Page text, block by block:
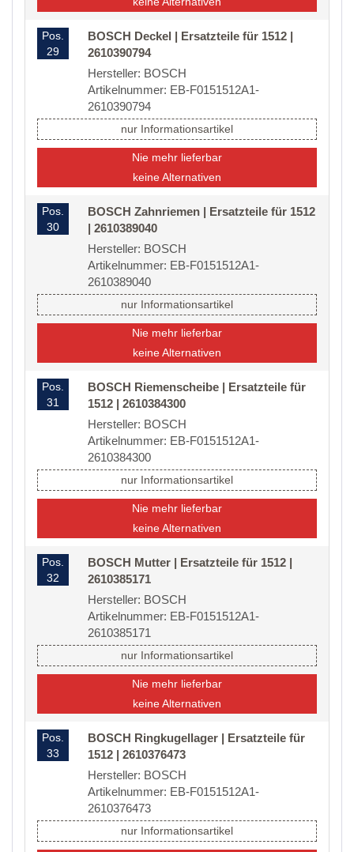
Pos.
29
BOSCH Deckel | Ersatzteile für 1512 |
2610390794
Hersteller: BOSCH
Artikelnummer: EB-F0151512A1-
2610390794
nur Informationsartikel
Nie mehr lieferbar
keine Alternativen
Pos.
30
BOSCH Zahnriemen | Ersatzteile für 1512
| 2610389040
Hersteller: BOSCH
Artikelnummer: EB-F0151512A1-
2610389040
nur Informationsartikel
Nie mehr lieferbar
keine Alternativen
Pos.
31
BOSCH Riemenscheibe | Ersatzteile für
1512 | 2610384300
Hersteller: BOSCH
Artikelnummer: EB-F0151512A1-
2610384300
nur Informationsartikel
Nie mehr lieferbar
keine Alternativen
Pos.
32
BOSCH Mutter | Ersatzteile für 1512 |
2610385171
Hersteller: BOSCH
Artikelnummer: EB-F0151512A1-
2610385171
nur Informationsartikel
Nie mehr lieferbar
keine Alternativen
Pos.
33
BOSCH Ringkugellager | Ersatzteile für
1512 | 2610376473
Hersteller: BOSCH
Artikelnummer: EB-F0151512A1-
2610376473
nur Informationsartikel